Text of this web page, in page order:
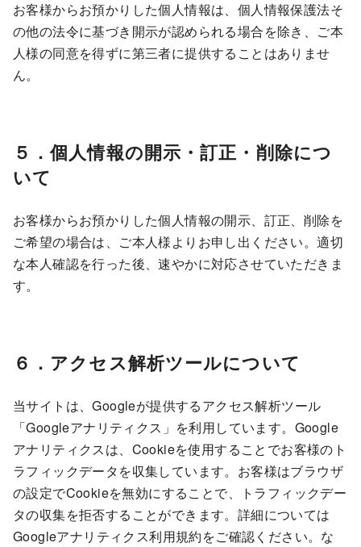
お客様からお預かりした個人情報は、個人情報保護法そ
の他の法令に基づき開示が認められる場合を除き、ご本
人様の同意を得ずに第三者に提供することはありませ
ん。
５．個人情報の開示・訂正・削除につ
いて
お客様からお預かりした個人情報の開示、訂正、削除を
ご希望の場合は、ご本人様よりお申し出ください。適切
な本人確認を行った後、速やかに対応させていただきま
す。
６．アクセス解析ツールについて
当サイトは、Googleが提供するアクセス解析ツール
「Googleアナリティクス」を利用しています。Google
アナリティクスは、Cookieを使用することでお客様のト
ラフィックデータを収集しています。お客様はブラウザ
の設定でCookieを無効にすることで、トラフィックデー
タの収集を拒否することができます。詳細については
Googleアナリティクス利用規約をご確認ください。な